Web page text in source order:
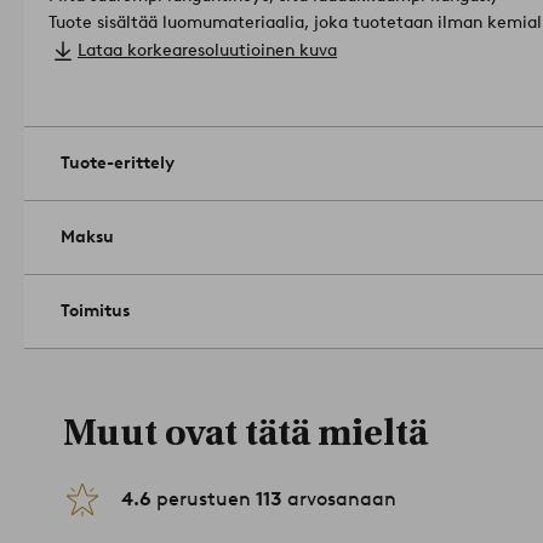
Tuote sisältää luomumateriaalia, joka tuotetaan ilman
muuntogeenisiä eliöitä (GMO). Tämä tarkoittaa
Hoito-ohje: Pesu 60 asteessa. Kutistuu enintään 5%.
Vinkki: ZACK-sarjassa on paljon värejä ja malleja, joita
Lataa korkearesoluutioinen kuva
Tuote-erittely
Maksu
Toimitus
Muut ovat tätä mieltä
4.6 perustuen 113 arvosanaan